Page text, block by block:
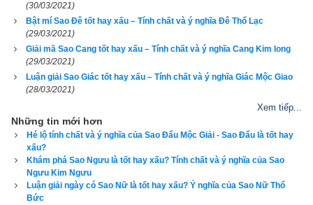
Xem ngày theo sinh khắc ngũ hành can chi: ngày Bảo nhật
ngày Thoa nhật
ngày Phạt nhật , ngày Chế nhật,
ngày Ngũ ly
nhật.
Tránh ngày xung khắc với tuổi người chủ sự
Phép xem ngày tốt xấu theo lục diệu qua 6 đốt ngón tay
Đại An, ngày Lưu Liên, ngày Tốc Hỷ, ngày Xích Khẩu, ngày
Tiểu Cát , ngày Không Vong
Xem ngày theo Thập Nhị Trực (12 trực): Trực Kiến; Trực Trừ
(30/03/2021)
Bật mí Sao Đê tốt hay xấu – Tính chất và ý nghĩa Đê Thổ Lạc
(29/03/2021)
Giải mã Sao Cang tốt hay xấu – Tính chất và ý nghĩa Cang Kim long
(29/03/2021)
Luận giải Sao Giác tốt hay xấu – Tính chất và ý nghĩa Giác Mộc Giao
(28/03/2021)
Xem tiếp...
Những tin mới hơn
Hé lộ tính chất và ý nghĩa của Sao Đẩu Mộc Giải - Sao Đẩu là tốt hay
xấu?
Khám phá Sao Ngưu là tốt hay xấu? Tính chất và ý nghĩa của Sao
Ngưu Kim Ngưu
Luận giải ngày có Sao Nữ là tốt hay xấu? Ý nghĩa của Sao Nữ Thổ
Bức